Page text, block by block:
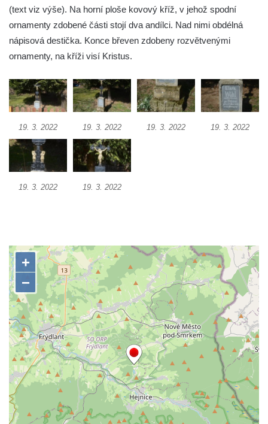
Görnerův kříž u silnice č. 264 v Dolním
Podluží
Údajný kříž u domu čp. 283 ve Chřibské
Kříž jižně od Bukolu
Kříž na návsi v Bukolu
Centrální kříž hřbitova v Hrobčicích
Kříž u silnice z Chouče do Mirošovic
Centrální kříž hřbitova v Chouči
Hradčanech a Palackého v Roudnici nad
Labem
Kříž v centru Liběšic
Kříž na návsi v Chouči
Boží muka na rozcestí východně od Chouče
Kříž na návsi v Lužici
Kříž na návsi v Dobrčicích
Kříž u domu čp. 3 v Chrámcích
Kříž u polní cesty severozápadně od Kozel
Údajný kříž na návsi v Kozlech
(text viz výše). Na horní ploše kovový kříž, v jehož spodní
ornamenty zdobené části stojí dva andílci. Nad nimi obdélná
nápisová destička. Konce břeven zdobeny rozvětvenými
ornamenty, na kříži visí Kristus.
19. 3. 2022 19. 3. 2022 19. 3. 2022 19. 3. 2022
19. 3. 2022 19. 3. 2022